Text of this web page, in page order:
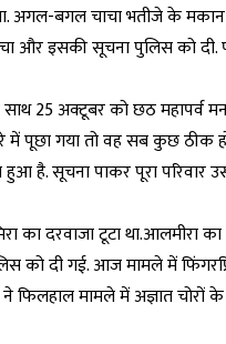
अगल-बगल चाचा भतीजे के
और इसकी सूचना पुलिस को दी.
साथ 25 अक्टूबर को छठ महापर्व
पूछा गया तो वह सब कुछ ठीक
है. सूचना पाकर पूरा परिवार
दरवाजा टूटा था.आलमीरा का
को दी गई. आज मामले में
मामले में अज्ञात चोरों के